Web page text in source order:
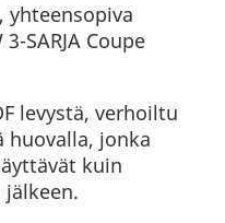
yhteensopiva
SARJA Coupe
levystä, verhoiltu
huovalla, jonka
kuin